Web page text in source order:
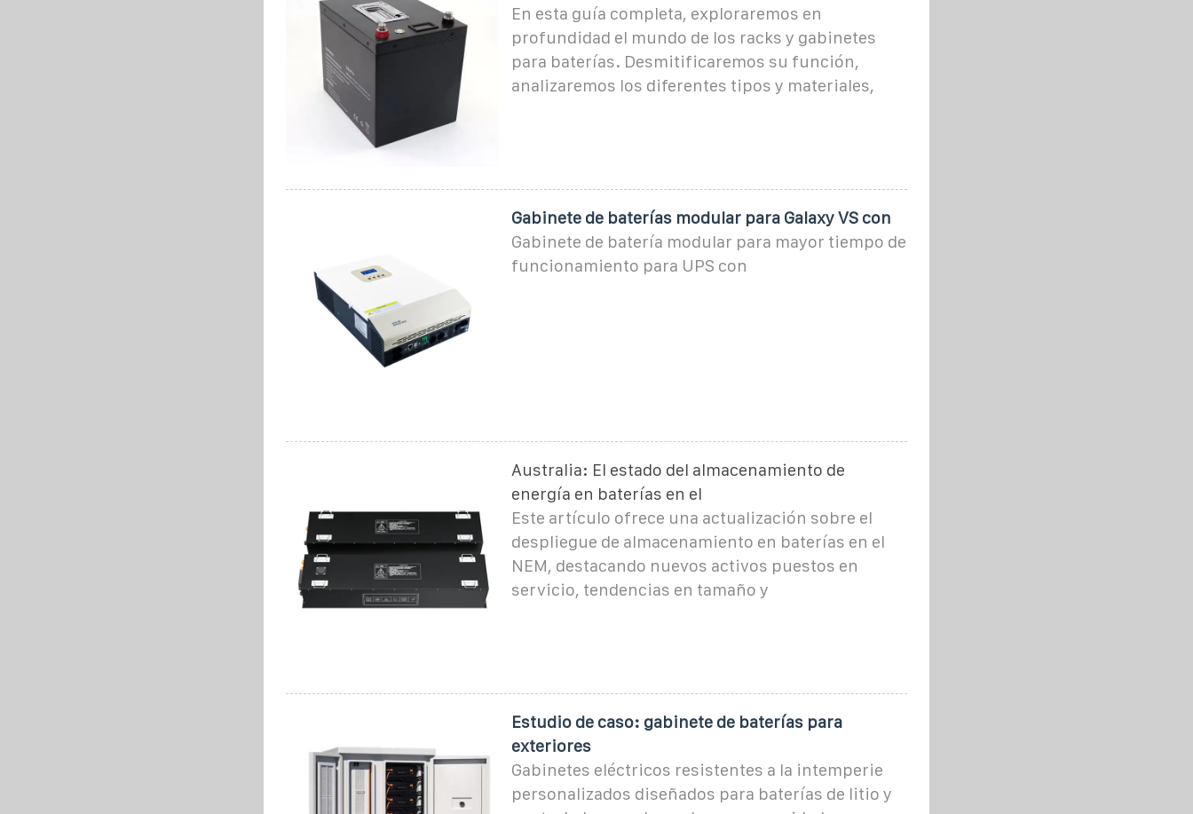
En esta guía completa, exploraremos en
profundidad el mundo de los racks y gabinetes
para baterías. Desmitificaremos su función,
analizaremos los diferentes tipos y materiales,
Gabinete de baterías modular para Galaxy VS con
Gabinete de batería modular para mayor tiempo de
funcionamiento para UPS con
Australia: El estado del almacenamiento de
energía en baterías en el
Este artículo ofrece una actualización sobre el
despliegue de almacenamiento en baterías en el
NEM, destacando nuevos activos puestos en
servicio, tendencias en tamaño y
Estudio de caso: gabinete de baterías para
exteriores
Gabinetes eléctricos resistentes a la intemperie
personalizados diseñados para baterías de litio y